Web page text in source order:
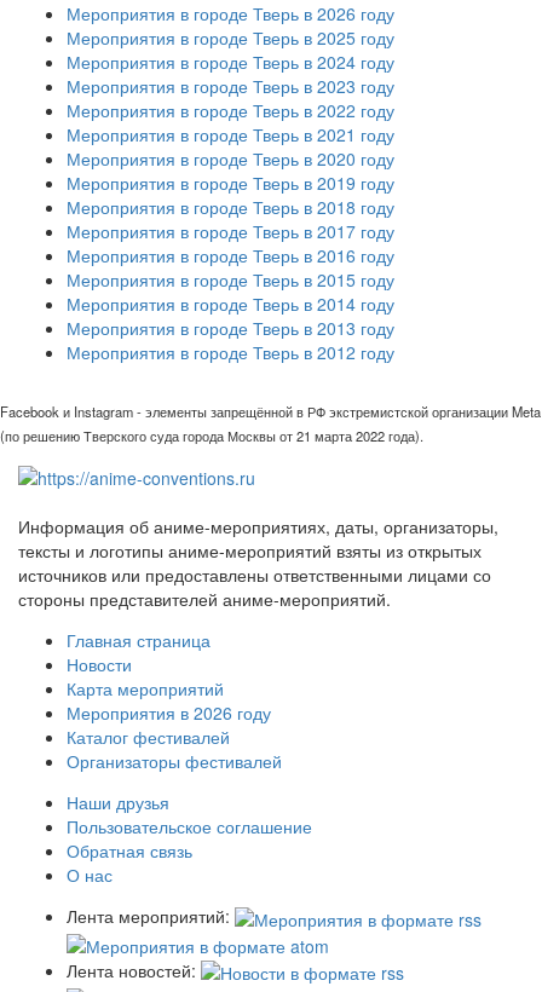
Мероприятия в городе Тверь в 2026 году
Мероприятия в городе Тверь в 2025 году
Мероприятия в городе Тверь в 2024 году
Мероприятия в городе Тверь в 2023 году
Мероприятия в городе Тверь в 2022 году
Мероприятия в городе Тверь в 2021 году
Мероприятия в городе Тверь в 2020 году
Мероприятия в городе Тверь в 2019 году
Мероприятия в городе Тверь в 2018 году
Мероприятия в городе Тверь в 2017 году
Мероприятия в городе Тверь в 2016 году
Мероприятия в городе Тверь в 2015 году
Мероприятия в городе Тверь в 2014 году
Мероприятия в городе Тверь в 2013 году
Мероприятия в городе Тверь в 2012 году
Facebook и Instagram - элементы запрещённой в РФ экстремистской организации Meta
(по решению Тверского суда города Москвы от 21 марта 2022 года).
Информация об аниме-мероприятиях, даты, организаторы,
тексты и логотипы аниме-мероприятий взяты из открытых
источников или предоставлены ответственными лицами со
стороны представителей аниме-мероприятий.
Главная страница
Новости
Карта мероприятий
Мероприятия в 2026 году
Каталог фестивалей
Организаторы фестивалей
Наши друзья
Пользовательское соглашение
Обратная связь
О нас
Лента мероприятий:
Лента новостей: